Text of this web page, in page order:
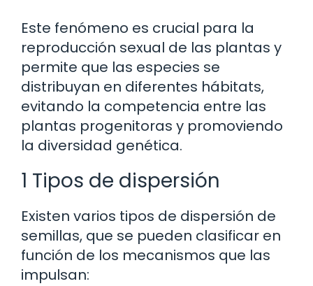
Este fenómeno es crucial para la
reproducción sexual de las plantas y
permite que las especies se
distribuyan en diferentes hábitats,
evitando la competencia entre las
plantas progenitoras y promoviendo
la diversidad genética.
1 Tipos de dispersión
Existen varios tipos de dispersión de
semillas, que se pueden clasificar en
función de los mecanismos que las
impulsan: